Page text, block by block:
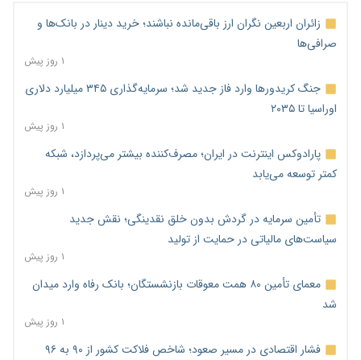
زائران اربعین نگران ارز باقی‌مانده نباشند؛ خرید دینار در بانک‌ها و
صرافی‌ها
۱ روز پیش
جنگ کریدورها وارد فاز جدید شد؛ سرمایه‌گذاری ۳۴۵ میلیارد دلاری
اوراسیا تا ۲۰۳۵
۱ روز پیش
پارادوکس اینترنت در ایران؛ مصرف‌کننده بیشتر می‌پردازد، شبکه
کمتر توسعه می‌یابد
۱ روز پیش
تأمین سرمایه در گردش بدون خلق نقدینگی؛ نقش جدید
سیاست‌های مالیاتی در حمایت از تولید
۱ روز پیش
معمای تأمین ۸۰ همت معوقات بازنشستگان؛ بانک رفاه وارد میدان
شد
۱ روز پیش
فشار اقتصادی در مسیر صعود؛ شاخص فلاکت کشور از ۹۰ به ۹۶